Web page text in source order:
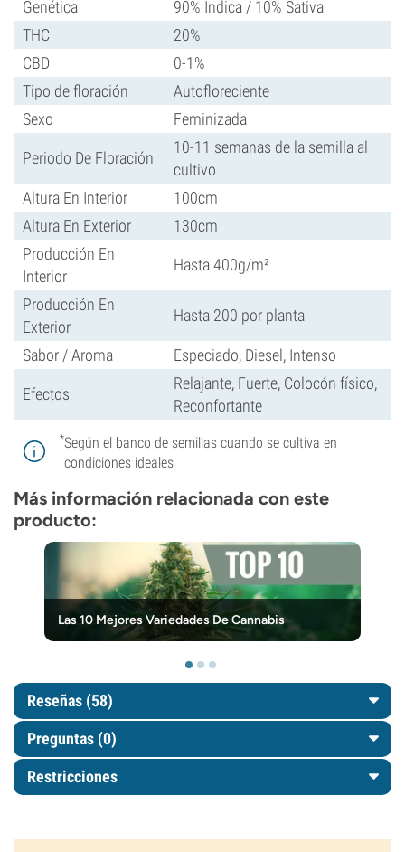
Genética
90% Indica / 10% Sativa
THC
20%
CBD
0-1%
Tipo de floración
Autofloreciente
Sexo
Feminizada
Periodo De Floración
10-11 semanas de la semilla al
cultivo
Altura En Interior
100cm
Altura En Exterior
130cm
Producción En
Interior
Hasta 400g/m²
Producción En
Exterior
Hasta 200 por planta
Sabor / Aroma Especiado, Diesel, Intenso
Efectos
Relajante, Fuerte, Colocón físico,
Reconfortante
*Según el banco de semillas cuando se cultiva en
condiciones ideales
Más información relacionada con este
producto:
Las 10 Mejores Variedades De Cannabis
Reseñas (58)
Preguntas (0)
Restricciones